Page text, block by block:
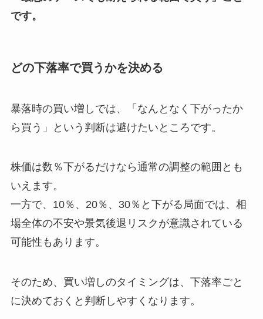
です。
どの下落率で買うかを決める
暴落時の買い増しでは、「なんとなく下がったか
ら買う」という判断は避けたいところです。
株価は数％下がるだけなら通常の調整の範囲とも
いえます。
一方で、10％、20％、30％と下がる局面では、相
場全体の不安や景気後退リスクが意識されている
可能性もあります。
そのため、買い増しのタイミングは、下落率ごと
に決めておくと判断しやすくなります。